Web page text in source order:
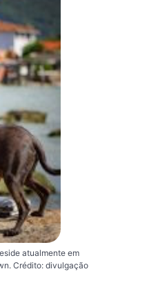
atualmente em
Crédito: divulgação